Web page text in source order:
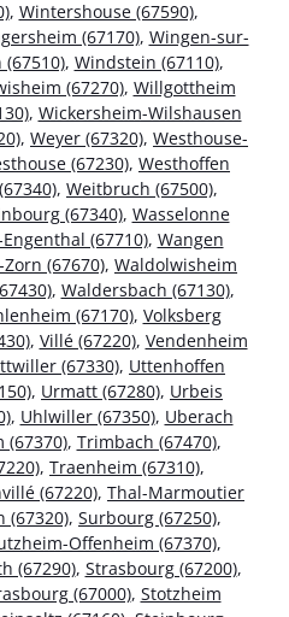
, Wintershouse (67590),
(67170), Wingen-sur-
, Windstein (67110),
(67270), Willgottheim
, Wickersheim-Wilshausen
, Weyer (67320), Westhouse-
(67230), Westhoffen
, Weitbruch (67500),
(67340), Wasselonne
(67710), Wangen
(67670), Waldolwisheim
, Waldersbach (67130),
(67170), Volksberg
, Villé (67220), Vendenheim
(67330), Uttenhoffen
, Urmatt (67280), Urbeis
, Uhlwiller (67350), Uberach
(67370), Trimbach (67470),
, Traenheim (67310),
(67220), Thal-Marmoutier
(67320), Surbourg (67250),
Offenheim (67370),
(67290), Strasbourg (67200),
(67000), Stotzheim